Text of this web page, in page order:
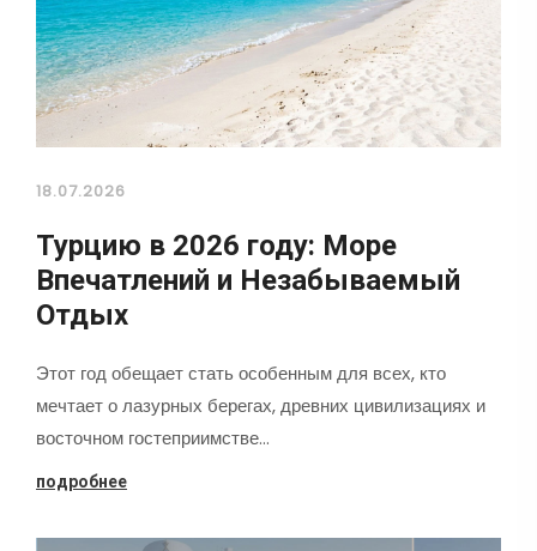
18.07.2026
Турцию в 2026 году: Море
Впечатлений и Незабываемый
Отдых
Этот год обещает стать особенным для всех, кто
мечтает о лазурных берегах, древних цивилизациях и
восточном гостеприимстве…
подробнее